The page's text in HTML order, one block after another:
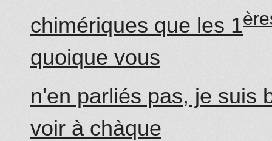
chimériques que les 1
quoique vous
n'en parliés pas, je suis
voir à chàque